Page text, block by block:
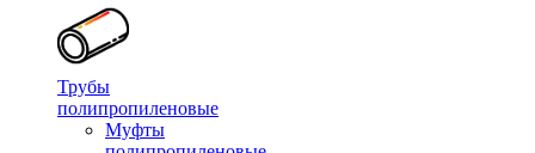
Трубы
полипропиленовые
Муфты